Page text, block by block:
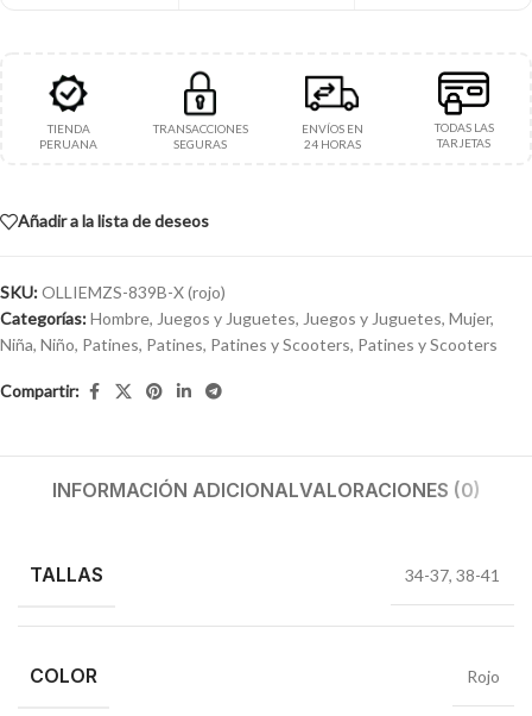
TIENDA
PERUANA
TRANSACCIONES
SEGURAS
ENVÍOS EN
24 HORAS
TODAS LAS
TARJETAS
Añadir a la lista de deseos
SKU:OLLIEMZS-839B-X (rojo)
Categorías:Hombre, Juegos y Juguetes, Juegos y Juguetes, Mujer,
Niña, Niño, Patines, Patines, Patines y Scooters, Patines y Scooters
Compartir:
INFORMACIÓN ADICIONALVALORACIONES (0)
TALLAS 34-37, 38-41
COLOR Rojo